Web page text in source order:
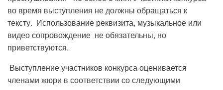
во время выступления не должны обращаться к
тексту. Использование реквизита, музыкальное или
видео сопровождение не обязательны, но
приветствуются.
Выступление участников конкурса оценивается
членами жюри в соответствии со следующими